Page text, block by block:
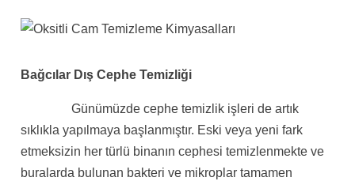
Bağcılar Dış Cephe Temizliği
Günümüzde cephe temizlik işleri de artık
sıklıkla yapılmaya başlanmıştır. Eski veya yeni fark
etmeksizin her türlü binanın cephesi temizlenmekte ve
buralarda bulunan bakteri ve mikroplar tamamen